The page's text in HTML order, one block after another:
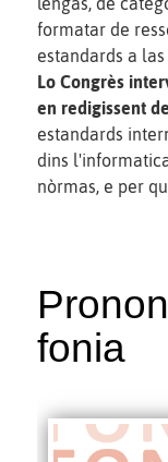
formatar de
estandards a
Lo Congrès
en redigissent
estandards
dins
nòrmas, e per
fonia